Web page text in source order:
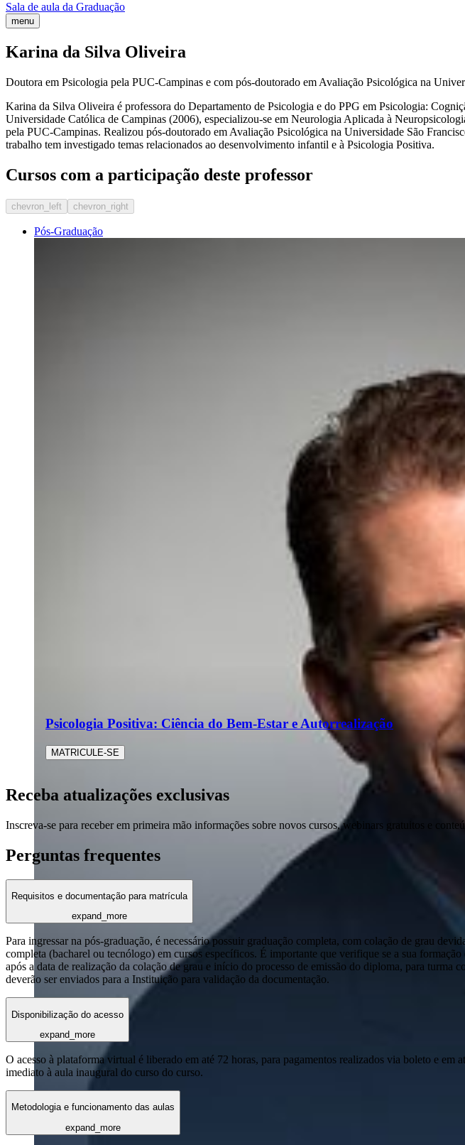
Sala de aula da Graduação
menu
Karina da Silva Oliveira
Doutora em Psicologia pela PUC-Campinas e com pós-doutorado em Avaliação Psicológica na
Karina da Silva Oliveira é professora do Departamento de Psicologia e do PPG em Psicologia:
Universidade Católica de Campinas (2006), especializou-se em Neurologia Aplicada à
pela PUC-Campinas. Realizou pós-doutorado em Avaliação Psicológica na Universidade São
trabalho tem investigado temas relacionados ao desenvolvimento infantil e à Psicologia Positiva.
Cursos com a participação deste professor
chevron_left chevron_right
Pós-Graduação
Psicologia Positiva: Ciência do Bem-Estar e Autorrealização
MATRICULE-SE
Receba atualizações exclusivas
Inscreva-se para receber em primeira mão informações sobre novos cursos, webinars gratuitos e
Perguntas frequentes
Requisitos e documentação para matrícula
expand_more
Para ingressar na pós-graduação, é necessário possuir graduação completa, com colação de grau
completa (bacharel ou tecnólogo) em cursos específicos. É importante que verifique se a sua
após a data de realização da colação de grau e início do processo de emissão do diploma, para
deverão ser enviados para a Instituição para validação da documentação.
Disponibilização do acesso
expand_more
O acesso à plataforma virtual é liberado em até 72 horas, para pagamentos realizados via boleto e
imediato à aula inaugural do curso do curso.
Metodologia e funcionamento das aulas
expand_more